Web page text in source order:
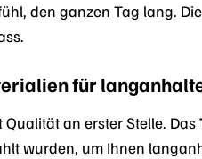
den ganzen Tag lang.
für
Qualität an erster Stelle. Das
wurden, um Ihnen